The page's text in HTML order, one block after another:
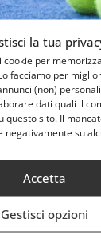
la tua
per
facciamo per
(non)
dati quali il
questo sito. Il
negativamente su
Accetta
Gestisci opzioni
opzioni
Ferrarini